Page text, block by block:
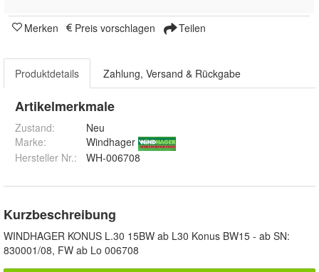
Merken Preis vorschlagen Teilen
Produktdetails Zahlung, Versand & Rückgabe
Artikelmerkmale
Zustand:
Neu
Marke:
Windhager
Hersteller Nr.:
WH-006708
Kurzbeschreibung
WINDHAGER KONUS L.30 15BW ab L30 Konus BW15 - ab SN:
830001/08, FW ab Lo 006708